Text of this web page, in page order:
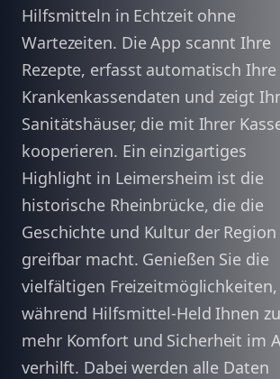
Hilfsmitteln in Echtzeit ohne
Wartezeiten. Die App scannt Ihre
Rezepte, erfasst automatisch Ihre
Krankenkassendaten und zeigt
Sanitätshäuser, die mit Ihrer
kooperieren. Ein einzigartiges
Highlight in Leimersheim ist die
historische Rheinbrücke, die die
Geschichte und Kultur der Region
greifbar macht. Genießen Sie die
vielfältigen Freizeitmöglichkeiten,
während Hilfsmittel-Held Ihnen zu
mehr Komfort und Sicherheit im
verhilft. Dabei werden alle Daten